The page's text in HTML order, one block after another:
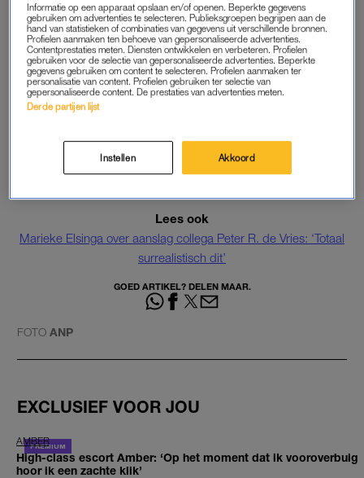
steun bieden. De familie
— Royce de Vries (@Roycedevries01)July 7, 2021
in het centrum van Amsterdam. Hij vecht in het ziekenhuis
Twee verdachten zitten vast en worden vrijdag
Lees ook
Marieke Elsinga over aanslag collega Peter R. de Vries: ‘Totaal
surrealistisch dit’
GOED ARTIKEL? DELEN MAAR.
FOTO ANP
EXCLUSIEF VOOR JOU
AMBER
High-class escort Amber: ‘Op het moment dat ik vooroverbuig
hoor ik een zachte klik’
Informatie op een apparaat opslaan en/of openen. Beperkte gegevens
gebruiken om advertenties te selecteren. Publieksgroepen begrijpen aan de
hand van statistieken of combinaties van gegevens uit verschillende bronnen.
Profielen aanmaken ten behoeve van gepersonaliseerde advertenties.
Contentprestaties meten. Diensten ontwikkelen en verbeteren. Profielen
gebruiken voor de selectie van gepersonaliseerde advertenties. Beperkte
gegevens gebruiken om content te selecteren. Profielen aanmaken ter
personalisatie van content. Profielen gebruiken ter selectie van
gepersonaliseerde content. De prestaties van advertenties meten.
Derde partijen lijst
Instellen Akkoord